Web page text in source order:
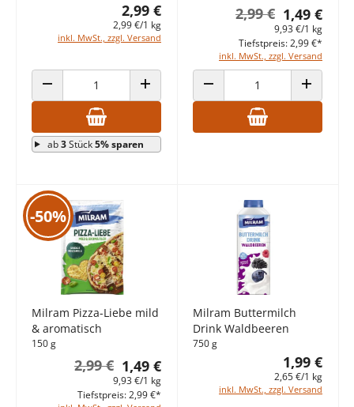
2,99 €
2,99 €/1 kg
inkl. MwSt., zzgl. Versand
ANZAHL VERRINGERN ANZAHL ERHÖHEN
ab3Stück5% sparen
1,49 €
2,99 €
9,93 €/1 kg
inkl. MwSt., zzgl. Versand
Tiefstpreis: 2,99 €*
ANZAHL VERRINGERN ANZAHL
-50%
Milram Pizza-Liebe mild
& aromatisch
150 g
1,49 €
2,99 €
9,93 €/1 kg
Tiefstpreis: 2,99 €*
Milram Buttermilch
Drink Waldbeeren
750 g
1,99 €
2,65 €/1 kg
inkl. MwSt., zzgl. Versand